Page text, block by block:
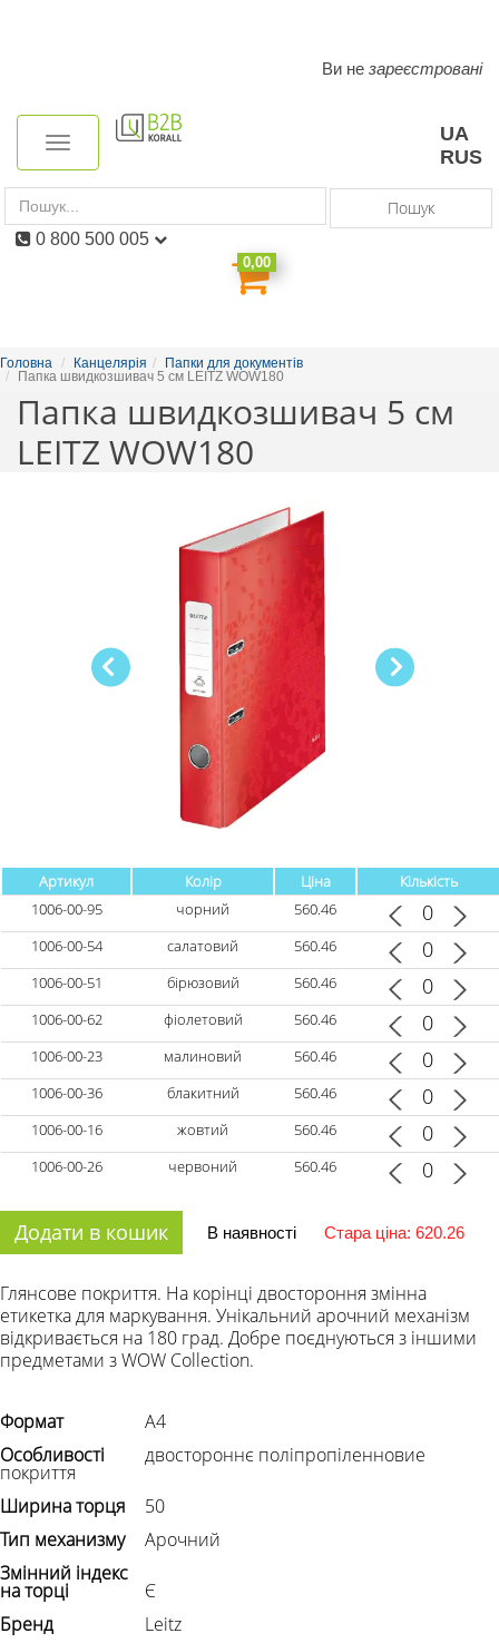
navigation
Toggle
UA
RUS
Пошук
0,00
Ви не зареєстровані
0 800 500 005
Головна Канцелярія
Папки для документів
Папка швидкозшивач 5 см LEITZ WOW180
Папка швидкозшивач 5 см
LEITZ WOW180
Артикул Колір Ціна
Кількість
1006-00-95
чорний
560.46
1006-00-54
салатовий
560.46
1006-00-51
бірюзовий
560.46
1006-00-62
фіолетовий
560.46
1006-00-23
малиновий
560.46
1006-00-36
блакитний
560.46
1006-00-16
жовтий
560.46
1006-00-26
червоний 560.46
Додати в кошик В наявності Стара ціна: 620.26
Глянсове покриття. На корінці двостороння змінна
етикетка для маркування. Унікальний арочний механізм
відкривається на 180 град. Добре поєднуються з іншими
предметами з WOW Collection.
Формат
А4
Особливості
двостороннє поліпропіленновие
покриття
Ширина торця
50
Тип механизму
Арочний
Змінний індекс
на торці
Є
Бренд
Leitz